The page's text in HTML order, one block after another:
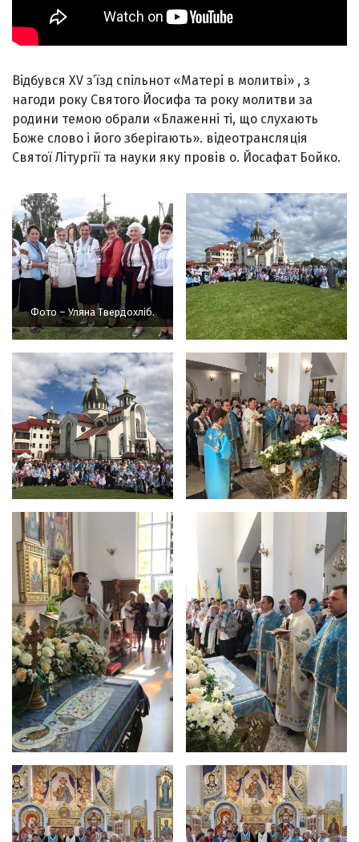
Відбувся XV з’їзд спільнот «Матері в молитві» , з
нагоди року Святого Йосифа та року молитви за
родини темою обрали «Блаженні ті, що слухають
Боже слово і його зберігають». відеотрансляція
Святої Літургії та науки яку провів о. Йосафат Бойко.
Фото – Уляна Твердохліб.